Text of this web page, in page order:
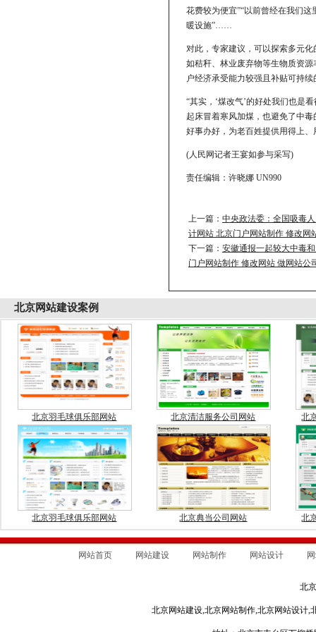
花费较为便宜”“以前曾经在我们
暖设施”……
对此，专家建议，可以探索多元
如秸秆、林业废弃物等生物质资
户经济承受能力较强且补贴可持
“其实，‘煤改气’的好处我们也是
起床冒着寒风加煤，也避免了中
好事办好，为老百姓提供用得上
(人民网记者王宴如参与采写)
责任编辑：许晓娜 UN990
上一篇： 中央政法委：全国吸毒
计网站 北京门户网站制作 修改网
下一篇： 安徽通报一起较大中毒
门户网站制作 修改网站 做网站公
北京网站建设案例
北京羽毛球俱乐部网站 北京清洁服务公司网站 北
北京羽毛球俱乐部网站 北京典当公司网站 北
网站首页 网站建设 网站制作 网站设计
北
北京网站建设,北京网站制作,北京网站设计,